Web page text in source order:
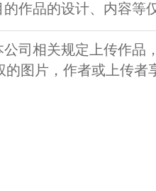
作品的设计、内容等
司相关规定上传作品
的图片，作者或上传者